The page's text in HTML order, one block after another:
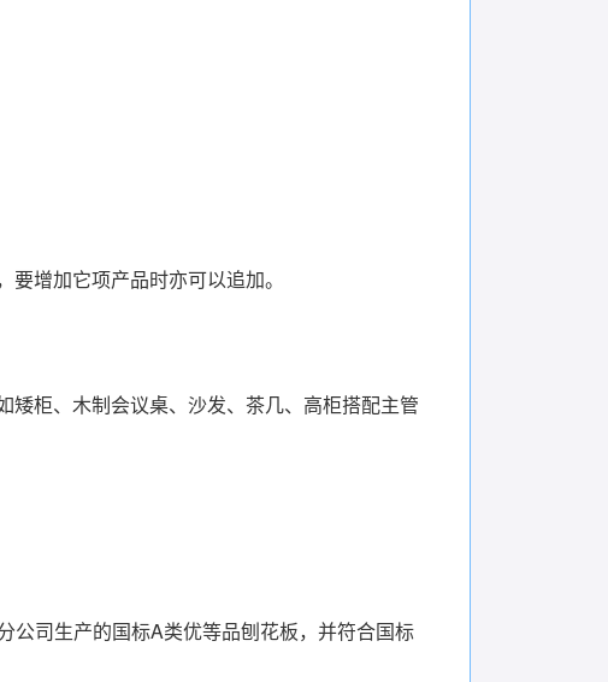
增加它项产品时亦可以追加。
柜、木制会议桌、沙发、茶几、高柜搭配主管
公司生产的国标A类优等品刨花板，并符合国标